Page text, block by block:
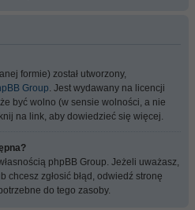
formie) został utworzony,
Group. Jest wydawany na licencji
być wolno (w sensie wolności, a nie
na link, aby dowiedzieć się więcej.
phpBB Group. Jeżeli uważasz,
chcesz zgłosić błąd, odwiedź stronę
do tego zasoby.